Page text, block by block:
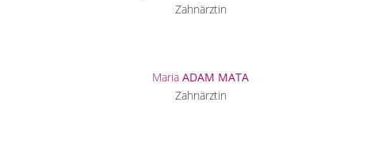
Zahnärztin
Maria ADAM MATA
Zahnärztin